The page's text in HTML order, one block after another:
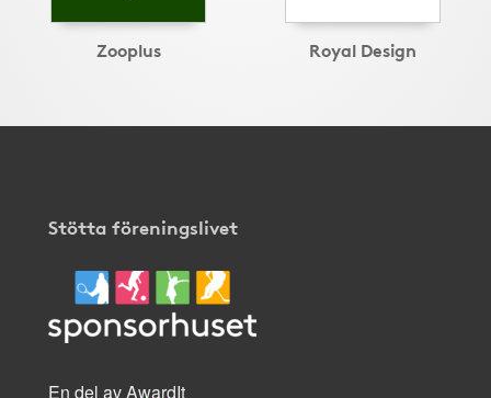
Zooplus Royal Design
Stötta föreningslivet
En del av AwardIt